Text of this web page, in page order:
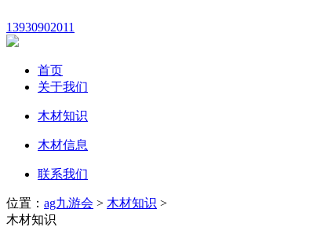
13930902011
首页
关于我们
木材知识
木材信息
联系我们
位置： ag九游会 > 木材知识 >
木材知识